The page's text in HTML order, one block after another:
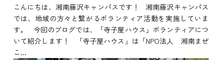
こんにちは、湘南藤沢キャンパスです！ 湘南藤沢キャンパス
では、地域の方々と繋がるボランティア活動を実施していま
す。 今回のブログでは、「寺子屋ハウス」ボランティアにつ
いて紹介します！ 「寺子屋ハウス」は「NPO法人 湘南まぜ
こ...